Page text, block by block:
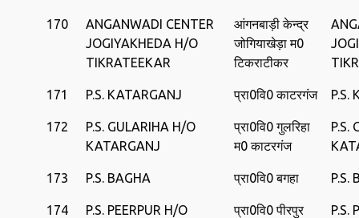
170
ANGANWADI CENTER
JOGIYAKHEDA H/O
TIKRATEEKAR
आंगनबाड़ी केन्‍द्र
जोगियाखेड़ा म0
टिकराटीकर
171 P.S. KATARGANJ प्रा0वि0 काटरगंज P.S.
172
P.S. GULARIHA H/O
KATARGANJ
प्रा0वि0 गुलरिहा
म0 काटरगंज
P.S.
173 P.S. BAGHA प्रा0वि0 बगहा P.S.
174
P.S. PEERPUR H/O
प्रा0वि0 पीरपुर
P.S.